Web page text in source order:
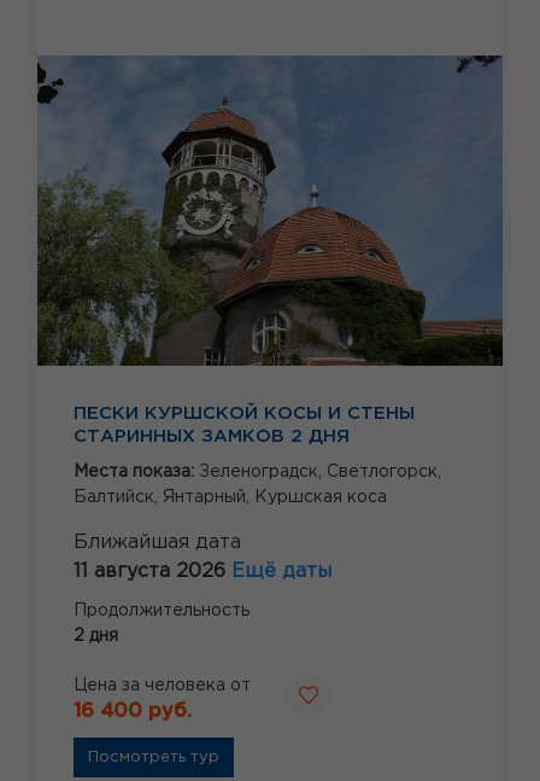
ПЕСКИ КУРШСКОЙ КОСЫ И СТЕНЫ
СТАРИННЫХ ЗАМКОВ 2 ДНЯ
Места показа: Зеленоградск, Светлогорск,
Балтийск, Янтарный, Куршская коса
Ближайшая дата
11 августа 2026 Ещё даты
Продолжительность
2 дня
Цена за человека от
16 400 руб.
Посмотреть тур